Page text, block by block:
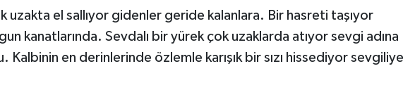
uzakta el sallıyor gidenler geride kalanlara. Bir hasreti taşıyor
kanatlarında. Sevdalı bir yürek çok uzaklarda atıyor sevgi adına
Kalbinin en derinlerinde özlemle karışık bir sızı hissediyor sevgiliye